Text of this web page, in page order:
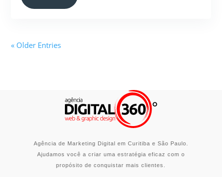
« Older Entries
Agência de Marketing Digital em Curitiba e São Paulo.
Ajudamos você a criar uma estratégia eficaz com o
propósito de conquistar mais clientes.